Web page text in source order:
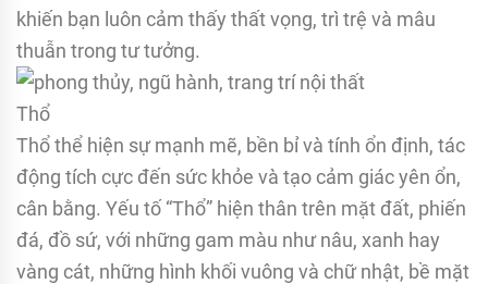
khiến bạn luôn cảm thấy thất vọng, trì trệ và mâu
thuẫn trong tư tưởng.
Thổ
Thổ thể hiện sự mạnh mẽ, bền bỉ và tính ổn định, tác
động tích cực đến sức khỏe và tạo cảm giác yên ổn,
cân bằng. Yếu tố “Thổ” hiện thân trên mặt đất, phiến
đá, đồ sứ, với những gam màu như nâu, xanh hay
vàng cát, những hình khối vuông và chữ nhật, bề mặt